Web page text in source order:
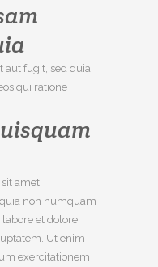
aut fugit, sed quia
qui ratione
amet,
non numquam
et dolore
Ut enim
exercitationem